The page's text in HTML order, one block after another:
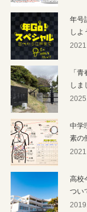
年号
しよ
「
しま
中学
素の
高校
つい